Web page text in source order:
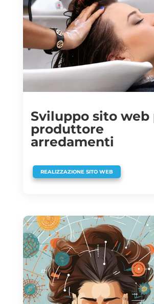
Sviluppo sito web
produttore
arredamenti
REALIZZAZIONE SITO WEB